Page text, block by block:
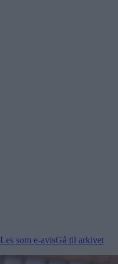
Les som e-avisGå til arkivet